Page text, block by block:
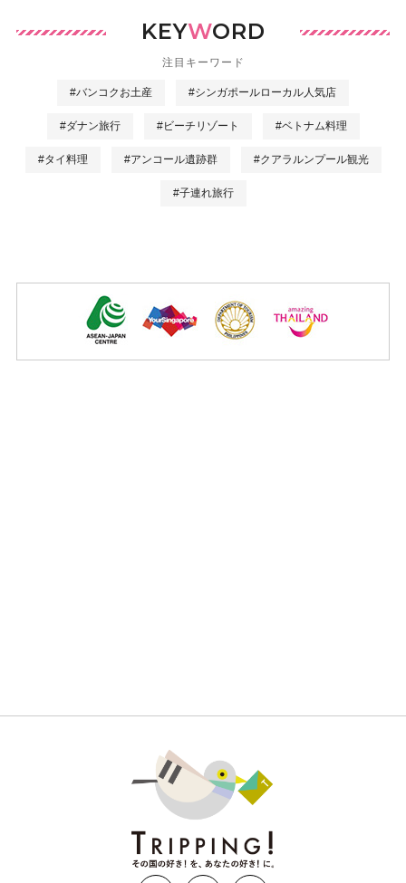
KEYWORD
注目キーワード
#バンコクお土産 #シンガポールローカル人気店
#ダナン旅行 #ビーチリゾート #ベトナム料理
#タイ料理 #アンコール遺跡群 #クアラルンプール観光
#子連れ旅行